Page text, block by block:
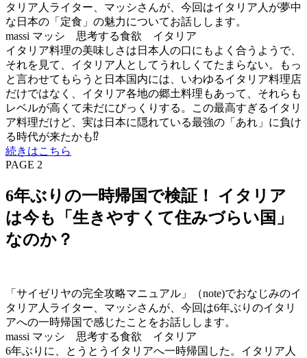
タリア人ライター、マッシさんが、今回はイタリア人が夢中
な日本の「定食」の魅力についてお話しします。
massi マッシ 思考する食欲 イタリア
イタリア料理の美味しさは日本人の口にもよく合うようで、
それを見て、イタリア人としてうれしくてたまらない。もっ
と言わせてもらうと日本国内には、いわゆるイタリア料理店
だけではなく、イタリア各地の郷土料理もあって、それらも
レベルが高くて未だにびっくりする。この最高すぎるイタリ
ア料理だけど、実は日本に隠れている最強の「あれ」に負け
る時代が来たかも⁉
続きはこちら
PAGE 2
6年ぶりの一時帰国で検証！ イタリア
は今も「生きやすくて住みづらい国」
なのか？
「サイゼリヤの完全攻略マニュアル」（note)でおなじみのイ
タリア人ライター、マッシさんが、今回は6年ぶりのイタリ
アへの一時帰国で感じたことをお話しします。
massi マッシ 思考する食欲 イタリア
6年ぶりに、とうとうイタリアへ一時帰国した。イタリア人